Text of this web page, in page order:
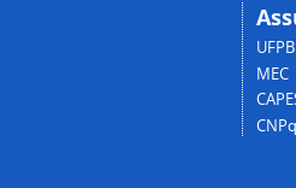
UFPB
MEC
CNPq